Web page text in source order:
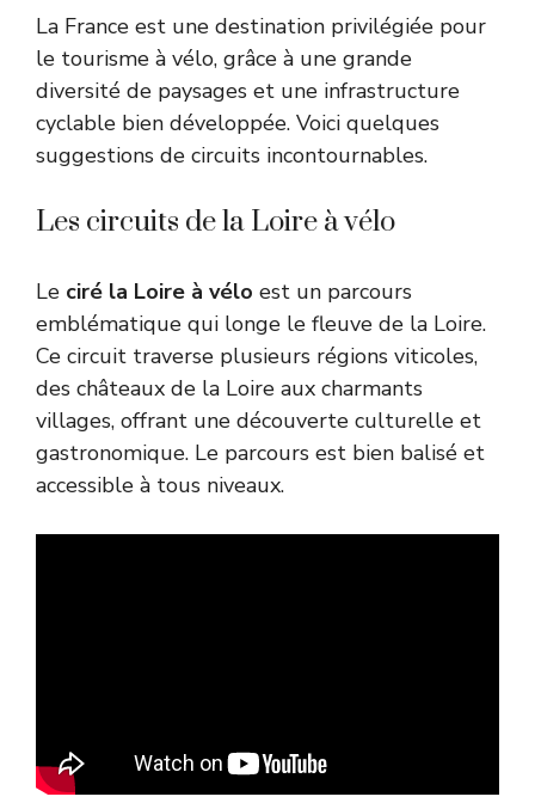
La France est une destination privilégiée pour
le tourisme à vélo, grâce à une grande
diversité de paysages et une infrastructure
cyclable bien développée. Voici quelques
suggestions de circuits incontournables.
Les circuits de la Loire à vélo
Le ciré la Loire à vélo est un parcours
emblématique qui longe le fleuve de la Loire.
Ce circuit traverse plusieurs régions viticoles,
des châteaux de la Loire aux charmants
villages, offrant une découverte culturelle et
gastronomique. Le parcours est bien balisé et
accessible à tous niveaux.